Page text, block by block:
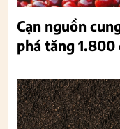
Cạn nguồn
phá tăng